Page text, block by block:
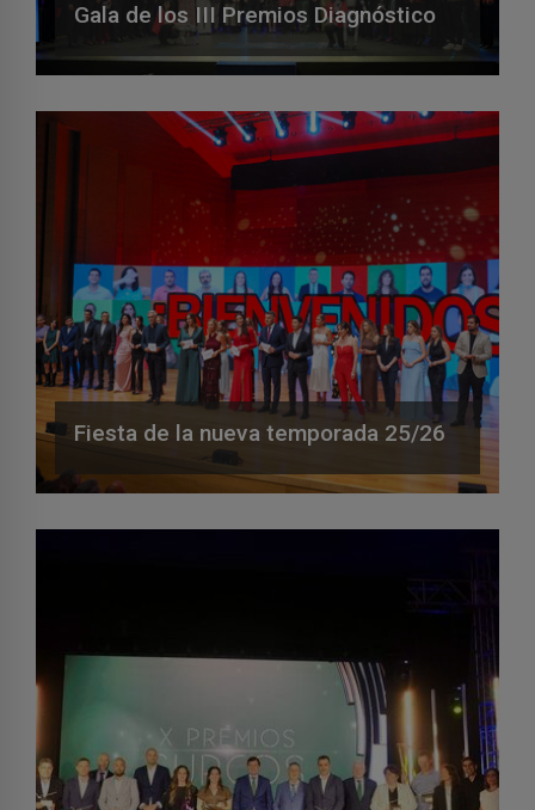
Gala de los III Premios Diagnóstico
Fiesta de la nueva temporada 25/26